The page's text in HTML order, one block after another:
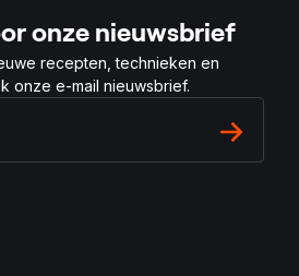
onze nieuwsbrief
recepten, technieken en
onze e-mail nieuwsbrief.